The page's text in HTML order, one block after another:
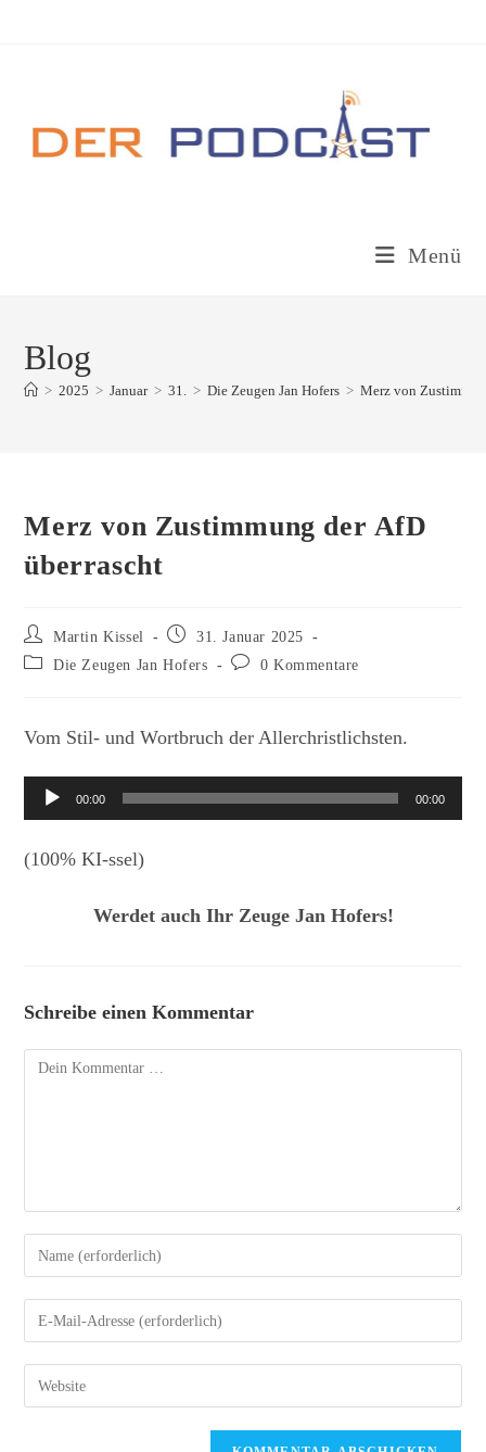
Menü
Blog
> 2025 > Januar > 31. > Die Zeugen Jan Hofers > Merz von
Merz von Zustimmung der AfD
überrascht
Beitrags-
Autor:
Martin Kissel
Beitrag
veröffentlicht:
31. Januar 2025
Beitrags-Die Zeugen Jan Hofers
Beitrags-0 Kommentare
Vom Stil- und Wortbruch der Allerchristlichsten.
Audio-00:00 00:00
(100% KI-ssel)
Werdet auch Ihr Zeuge Jan Hofers!
Schreibe einen Kommentar
Kommentar
Gib
deinen
Namen
oder
zum
Kommentieren
Gib
deine
E-
Mail-
Gib
deine